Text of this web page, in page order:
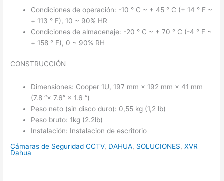
Condiciones de operación: -10 ° C ~ + 45 ° C (+ 14 ° F ~
+ 113 ° F), 10 ~ 90% HR
Condiciones de almacenaje: -20 ° C ~ + 70 ° C (-4 ° F ~
+ 158 ° F), 0 ~ 90% RH
CONSTRUCCIÓN
Dimensiones: Cooper 1U, 197 mm × 192 mm × 41 mm
(7.8 “× 7.6” × 1.6 “)
Peso neto (sin disco duro): 0,55 kg (1,2 lb)
Peso bruto: 1kg (2.2lb)
Instalación: Instalacion de escritorio
Cámaras de Seguridad CCTV, DAHUA, SOLUCIONES,XVR
Dahua